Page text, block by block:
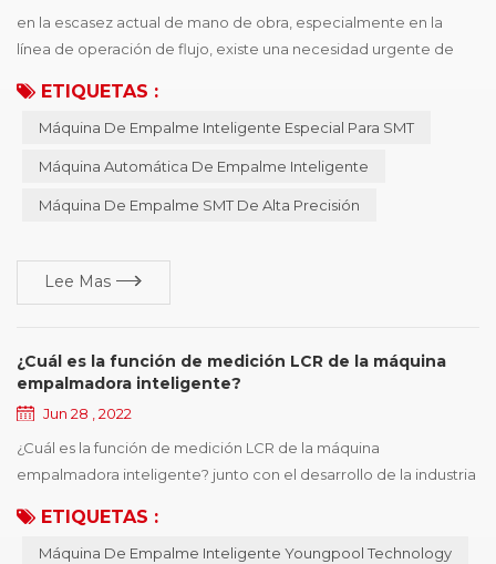
en la escasez actual de mano de obra, especialmente en la
línea de operación de flujo, existe una necesidad urgente de
se adhiere a la misión de " simplificar la fabricación de
productos electrónicos!" y hace esfuerzos continuos para el
especiales es el ingenio! tecnol...
ETIQUETAS :
Máquina De Empalme Inteligente Especial Para SMT
Máquina Automática De Empalme Inteligente
Máquina De Empalme SMT De Alta Precisión
Lee Mas
¿Cuál es la función de medición LCR de la máquina
empalmadora inteligente?
Jun 28 , 2022
¿Cuál es la función de medición LCR de la máquina
empalmadora inteligente? junto con el desarrollo de la industria
especialmente el origen en china ,, casi todos los talleres SMT
tienen al menos un material por máquina , a través de la
ETIQUETAS :
Máquina De Empalme Inteligente Youngpool Technology